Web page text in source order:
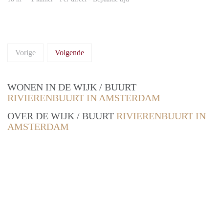
Vorige Volgende
WONEN IN DE WIJK / BUURT
RIVIERENBUURT IN AMSTERDAM
OVER DE WIJK / BUURT RIVIERENBUURT IN
AMSTERDAM